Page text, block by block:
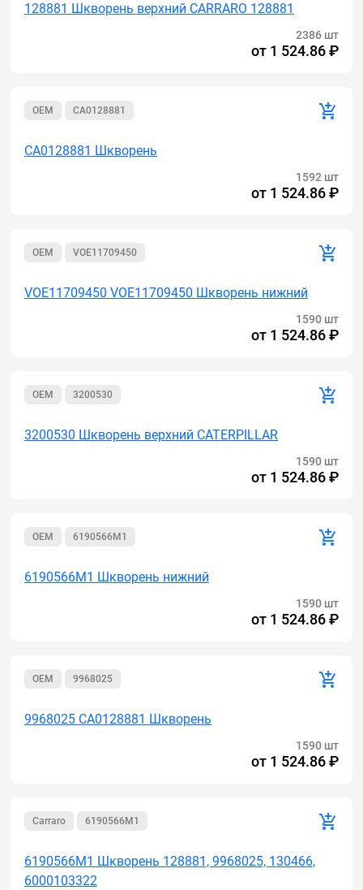
128881 Шкворень верхний CARRARO 128881
2386 шт
от 1 524.86 ₽
OEM CA0128881
CA0128881 Шкворень
1592 шт
от 1 524.86 ₽
OEM VOE11709450
VOE11709450 VOE11709450 Шкворень нижний
1590 шт
от 1 524.86 ₽
OEM 3200530
3200530 Шкворень верхний CATERPILLAR
1590 шт
от 1 524.86 ₽
OEM 6190566M1
6190566M1 Шкворень нижний
1590 шт
от 1 524.86 ₽
OEM 9968025
9968025 CA0128881 Шкворень
1590 шт
от 1 524.86 ₽
Carraro 6190566M1
6190566M1 Шкворень 128881, 9968025, 130466,
6000103322